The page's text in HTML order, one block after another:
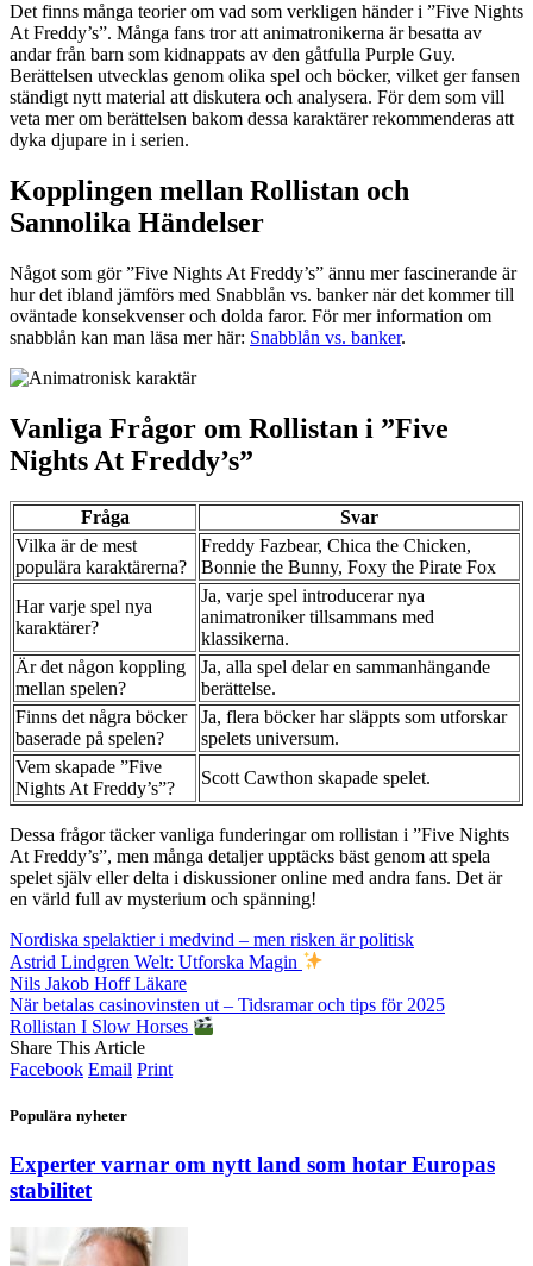
Det finns många teorier om vad som verkligen händer i ”Five Nights
At Freddy’s”. Många fans tror att animatronikerna är besatta av
andar från barn som kidnappats av den gåtfulla Purple Guy.
Berättelsen utvecklas genom olika spel och böcker, vilket ger fansen
ständigt nytt material att diskutera och analysera. För dem som vill
veta mer om berättelsen bakom dessa karaktärer rekommenderas att
dyka djupare in i serien.
Kopplingen mellan Rollistan och
Sannolika Händelser
Något som gör ”Five Nights At Freddy’s” ännu mer fascinerande är
hur det ibland jämförs med Snabblån vs. banker när det kommer till
oväntade konsekvenser och dolda faror. För mer information om
snabblån kan man läsa mer här: Snabblån vs. banker.
Vanliga Frågor om Rollistan i ”Five
Nights At Freddy’s”
Fråga
Svar
Vilka är de mest
populära karaktärerna?
Freddy Fazbear, Chica the Chicken,
Bonnie the Bunny, Foxy the Pirate Fox
Har varje spel nya
karaktärer?
Ja, varje spel introducerar nya
animatroniker tillsammans med
klassikerna.
Är det någon koppling
mellan spelen?
Ja, alla spel delar en sammanhängande
berättelse.
Finns det några böcker
baserade på spelen?
Ja, flera böcker har släppts som utforskar
spelets universum.
Vem skapade ”Five
Nights At Freddy’s”?
Scott Cawthon skapade spelet.
Dessa frågor täcker vanliga funderingar om rollistan i ”Five Nights
At Freddy’s”, men många detaljer upptäcks bäst genom att spela
spelet själv eller delta i diskussioner online med andra fans. Det är
en värld full av mysterium och spänning!
Nordiska spelaktier i medvind – men risken är politisk
Astrid Lindgren Welt: Utforska Magin
Nils Jakob Hoff Läkare
När betalas casinovinsten ut – Tidsramar och tips för 2025
Rollistan I Slow Horses
Share This Article
Facebook Email Print
Populära nyheter
Experter varnar om nytt land som hotar Europas
stabilitet